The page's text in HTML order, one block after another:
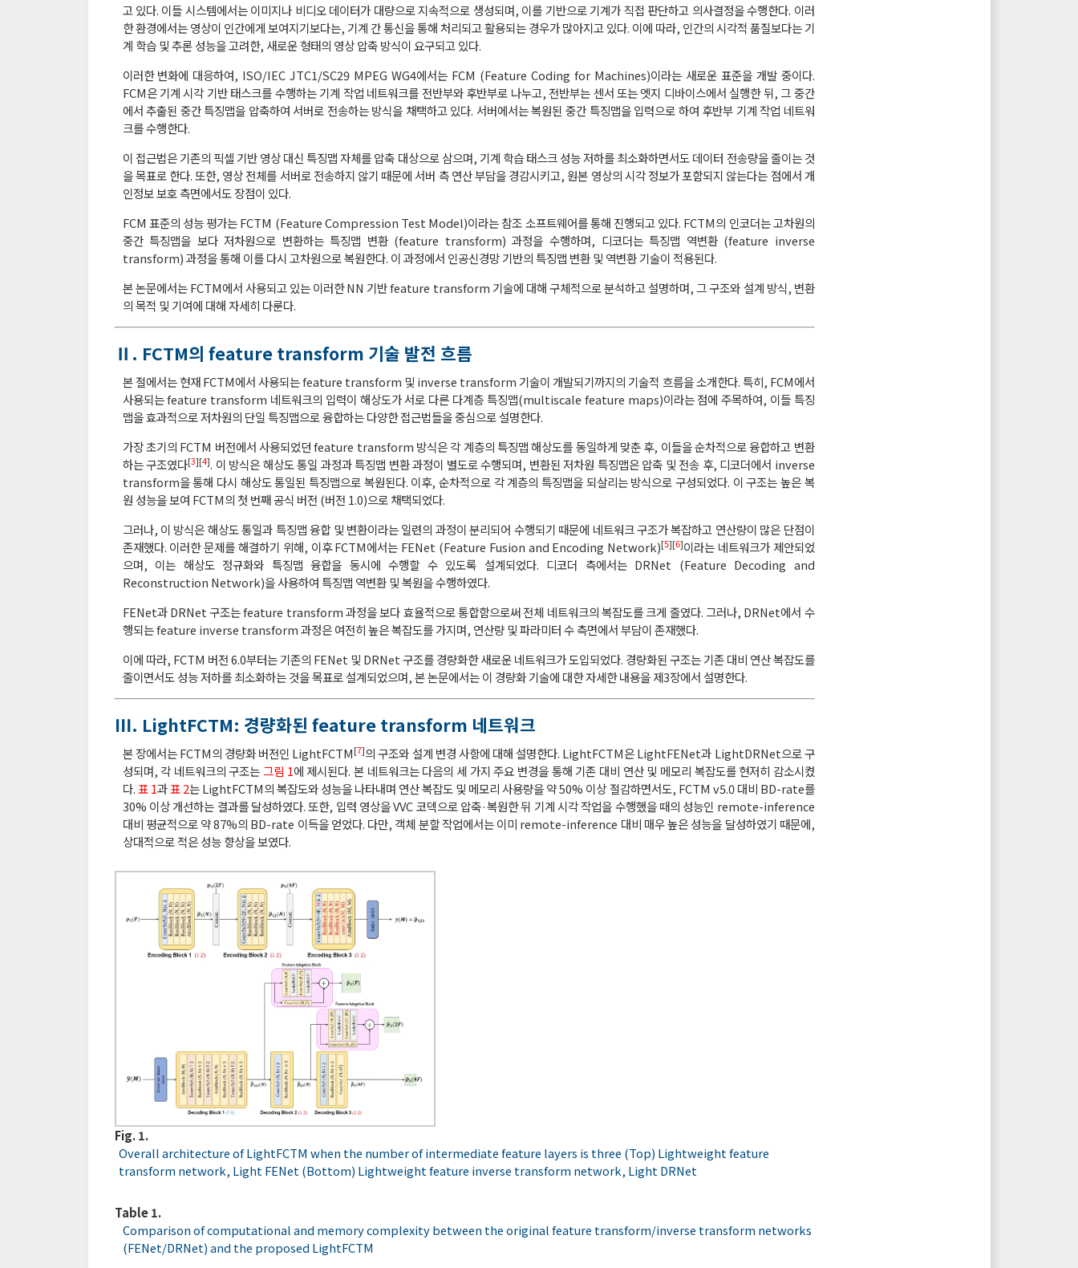
고 있다. 이들 시스템에서는 이미지나 비디오 데이터가 대량으로 지속적으로 생성되며, 이를 기반으로 기계가 직접 판단하고 의사결정을 수행한다. 이러
한 환경에서는 영상이 인간에게 보여지기보다는, 기계 간 통신을 통해 처리되고 활용되는 경우가 많아지고 있다. 이에 따라, 인간의 시각적 품질보다는 기
계 학습 및 추론 성능을 고려한, 새로운 형태의 영상 압축 방식이 요구되고 있다.
이러한 변화에 대응하여, ISO/IEC JTC1/SC29 MPEG WG4에서는 FCM (Feature Coding for Machines)이라는 새로운 표준을 개발 중이다.
FCM은 기계 시각 기반 태스크를 수행하는 기계 작업 네트워크를 전반부와 후반부로 나누고, 전반부는 센서 또는 엣지 디바이스에서 실행한 뒤, 그 중간
에서 추출된 중간 특징맵을 압축하여 서버로 전송하는 방식을 채택하고 있다. 서버에서는 복원된 중간 특징맵을 입력으로 하여 후반부 기계 작업 네트워
크를 수행한다.
이 접근법은 기존의 픽셀 기반 영상 대신 특징맵 자체를 압축 대상으로 삼으며, 기계 학습 태스크 성능 저하를 최소화하면서도 데이터 전송량을 줄이는 것
을 목표로 한다. 또한, 영상 전체를 서버로 전송하지 않기 때문에 서버 측 연산 부담을 경감시키고, 원본 영상의 시각 정보가 포함되지 않는다는 점에서 개
인정보 보호 측면에서도 장점이 있다.
FCM 표준의 성능 평가는 FCTM (Feature Compression Test Model)이라는 참조 소프트웨어를 통해 진행되고 있다. FCTM의 인코더는 고차원의
중간 특징맵을 보다 저차원으로 변환하는 특징맵 변환 (feature transform) 과정을 수행하며, 디코더는 특징맵 역변환 (feature inverse
transform) 과정을 통해 이를 다시 고차원으로 복원한다. 이 과정에서 인공신경망 기반의 특징맵 변환 및 역변환 기술이 적용된다.
본 논문에서는 FCTM에서 사용되고 있는 이러한 NN 기반 feature transform 기술에 대해 구체적으로 분석하고 설명하며, 그 구조와 설계 방식, 변환
의 목적 및 기여에 대해 자세히 다룬다.
Ⅱ. FCTM의 feature transform 기술 발전 흐름
본 절에서는 현재 FCTM에서 사용되는 feature transform 및 inverse transform 기술이 개발되기까지의 기술적 흐름을 소개한다. 특히, FCM에서
사용되는 feature transform 네트워크의 입력이 해상도가 서로 다른 다계층 특징맵(multiscale feature maps)이라는 점에 주목하여, 이들 특징
맵을 효과적으로 저차원의 단일 특징맵으로 융합하는 다양한 접근법들을 중심으로 설명한다.
가장 초기의 FCTM 버전에서 사용되었던 feature transform 방식은 각 계층의 특징맵 해상도를 동일하게 맞춘 후, 이들을 순차적으로 융합하고 변환
하는 구조였다[3][4]. 이 방식은 해상도 통일 과정과 특징맵 변환 과정이 별도로 수행되며, 변환된 저차원 특징맵은 압축 및 전송 후, 디코더에서 inverse
transform을 통해 다시 해상도 통일된 특징맵으로 복원된다. 이후, 순차적으로 각 계층의 특징맵을 되살리는 방식으로 구성되었다. 이 구조는 높은 복
원 성능을 보여 FCTM의 첫 번째 공식 버전 (버전 1.0)으로 채택되었다.
그러나, 이 방식은 해상도 통일과 특징맵 융합 및 변환이라는 일련의 과정이 분리되어 수행되기 때문에 네트워크 구조가 복잡하고 연산량이 많은 단점이
존재했다. 이러한 문제를 해결하기 위해, 이후 FCTM에서는 FENet (Feature Fusion and Encoding Network)[5][6]이라는 네트워크가 제안되었
으며, 이는 해상도 정규화와 특징맵 융합을 동시에 수행할 수 있도록 설계되었다. 디코더 측에서는 DRNet (Feature Decoding and
Reconstruction Network)을 사용하여 특징맵 역변환 및 복원을 수행하였다.
FENet과 DRNet 구조는 feature transform 과정을 보다 효율적으로 통합함으로써 전체 네트워크의 복잡도를 크게 줄였다. 그러나, DRNet에서 수
행되는 feature inverse transform 과정은 여전히 높은 복잡도를 가지며, 연산량 및 파라미터 수 측면에서 부담이 존재했다.
이에 따라, FCTM 버전 6.0부터는 기존의 FENet 및 DRNet 구조를 경량화한 새로운 네트워크가 도입되었다. 경량화된 구조는 기존 대비 연산 복잡도를
줄이면서도 성능 저하를 최소화하는 것을 목표로 설계되었으며, 본 논문에서는 이 경량화 기술에 대한 자세한 내용을 제3장에서 설명한다.
Ⅲ. LightFCTM: 경량화된 feature transform 네트워크
본 장에서는 FCTM의 경량화 버전인 LightFCTM[7]의 구조와 설계 변경 사항에 대해 설명한다. LightFCTM은 LightFENet과 LightDRNet으로 구
성되며, 각 네트워크의 구조는 그림 1에 제시된다. 본 네트워크는 다음의 세 가지 주요 변경을 통해 기존 대비 연산 및 메모리 복잡도를 현저히 감소시켰
다.표 1과표 2는 LightFCTM의 복잡도와 성능을 나타내며 연산 복잡도 및 메모리 사용량을 약 50% 이상 절감하면서도, FCTM v5.0 대비 BD-rate를
30% 이상 개선하는 결과를 달성하였다. 또한, 입력 영상을 VVC 코덱으로 압축·복원한 뒤 기계 시각 작업을 수행했을 때의 성능인 remote-inference
대비 평균적으로 약 87%의 BD-rate 이득을 얻었다. 다만, 객체 분할 작업에서는 이미 remote-inference 대비 매우 높은 성능을 달성하였기 때문에,
상대적으로 적은 성능 향상을 보였다.
Fig. 1.
Overall architecture of LightFCTM when the number of intermediate feature layers is three (Top) Lightweight feature
transform network, Light FENet (Bottom) Lightweight feature inverse transform network, Light DRNet
Table 1.
Comparison of computational and memory complexity between the original feature transform/inverse transform networks
(FENet/DRNet) and the proposed LightFCTM